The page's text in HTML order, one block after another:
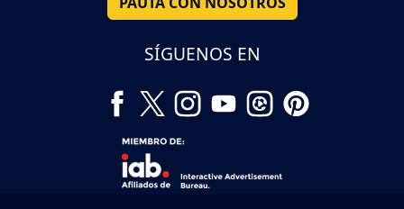
SÍGUENOS EN